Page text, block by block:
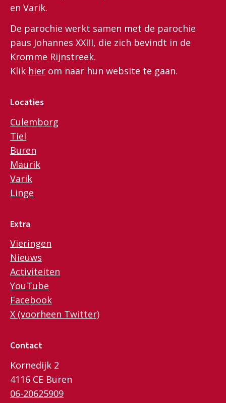
en Varik.
De parochie werkt samen met de parochie
paus Johannes XXIII, die zich bevindt in de
Kromme Rijnstreek.
Klik hier om naar hun website te gaan.
Locaties
Culemborg
Tiel
Buren
Maurik
Varik
Linge
Extra
Vieringen
Nieuws
Activiteiten
YouTube
Facebook
X (voorheen Twitter)
Contact
Kornedijk 2
4116 CE Buren
06-20625909